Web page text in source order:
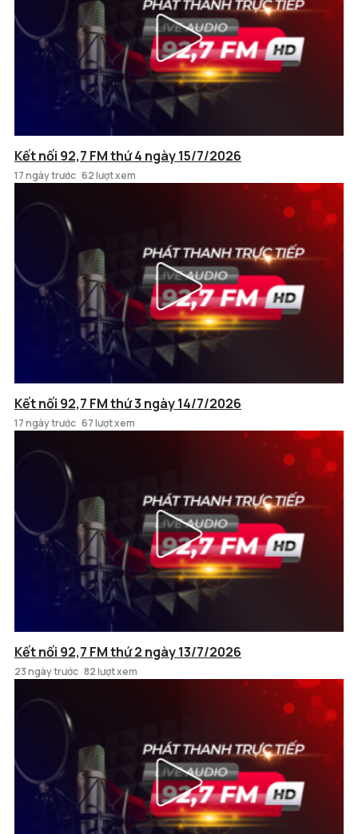
Kết nối 92,7 FM thứ 4 ngày 15/7/2026
17 ngày trước 62 lượt xem
Kết nối 92,7 FM thứ 3 ngày 14/7/2026
17 ngày trước 67 lượt xem
Kết nối 92,7 FM thứ 2 ngày 13/7/2026
23 ngày trước 82 lượt xem